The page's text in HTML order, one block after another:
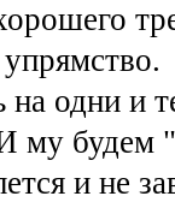
на одни и
му будем
и не